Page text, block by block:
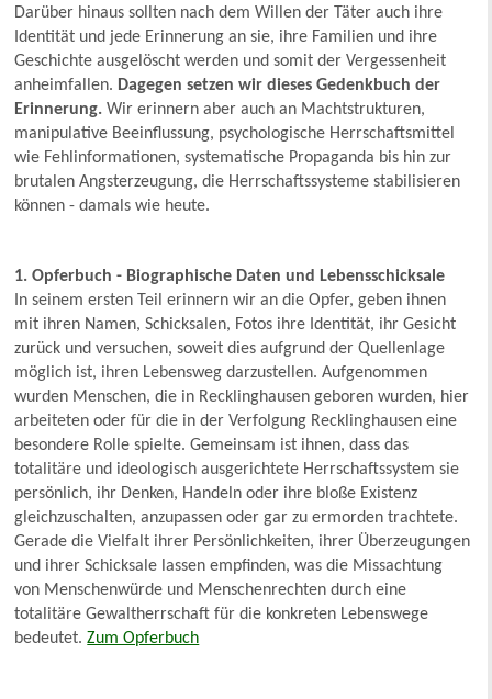
Darüber hinaus sollten nach dem Willen der Täter auch ihre
Identität und jede Erinnerung an sie, ihre Familien und ihre
Geschichte ausgelöscht werden und somit der Vergessenheit
anheimfallen. Dagegen setzen wir dieses Gedenkbuch der
Erinnerung. Wir erinnern aber auch an Machtstrukturen,
manipulative Beeinflussung, psychologische Herrschaftsmittel
wie Fehlinformationen, systematische Propaganda bis hin zur
brutalen Angsterzeugung, die Herrschaftssysteme stabilisieren
können - damals wie heute.
1. Opferbuch - Biographische Daten und Lebensschicksale
In seinem ersten Teil erinnern wir an die Opfer, geben ihnen
mit ihren Namen, Schicksalen, Fotos ihre Identität, ihr Gesicht
zurück und versuchen, soweit dies aufgrund der Quellenlage
möglich ist, ihren Lebensweg darzustellen. Aufgenommen
wurden Menschen, die in Recklinghausen geboren wurden, hier
arbeiteten oder für die in der Verfolgung Recklinghausen eine
besondere Rolle spielte. Gemeinsam ist ihnen, dass das
totalitäre und ideologisch ausgerichtete Herrschaftssystem sie
persönlich, ihr Denken, Handeln oder ihre bloße Existenz
gleichzuschalten, anzupassen oder gar zu ermorden trachtete.
Gerade die Vielfalt ihrer Persönlichkeiten, ihrer Überzeugungen
und ihrer Schicksale lassen empfinden, was die Missachtung
von Menschenwürde und Menschenrechten durch eine
totalitäre Gewaltherrschaft für die konkreten Lebenswege
bedeutet.Zum Opferbuch